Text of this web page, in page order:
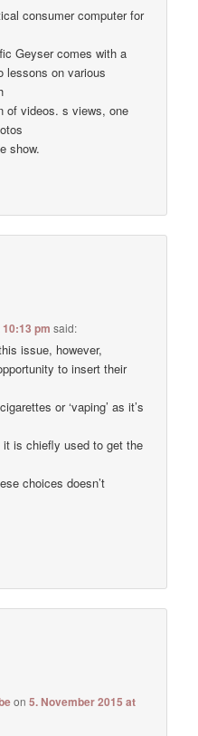
consumer computer for
Geyser comes with a
lessons on various
of videos. s views, one
show.
pm said:
issue, however,
to insert their
or ‘vaping’ as it’s
is chiefly used to get the
choices doesn’t
on5. November 2015 at